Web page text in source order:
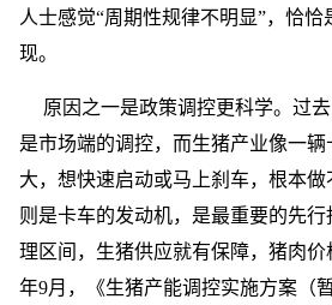
人士感觉“周期性规律不明显”，恰
现。
原因之一是政策调控更科学。过
是市场端的调控，而生猪产业像一
大，想快速启动或马上刹车，根本
则是卡车的发动机，是最重要的先
理区间，生猪供应就有保障，猪肉价
年9月，《生猪产能调控实施方案（